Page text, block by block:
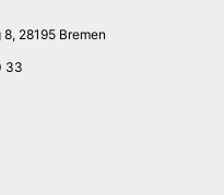
28195 Bremen
33